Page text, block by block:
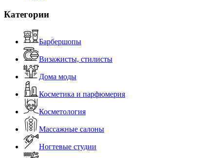
Категории
Барбершопы
Визажисты, стилисты
Дома моды
Косметика и парфюмерия
Косметология
Массажные салоны
Ногтевые студии